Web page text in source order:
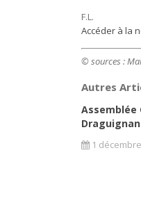
F.L.
Accéder à la
© sources :
Autres
Assemblée
1